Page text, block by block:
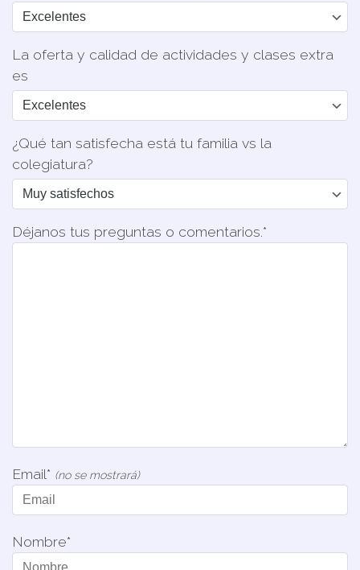
La oferta y calidad de actividades y clases extra
es
¿Qué tan satisfecha está tu familia vs la
colegiatura?
Déjanos tus preguntas o comentarios.*
Email* (no se mostrará)
Nombre*